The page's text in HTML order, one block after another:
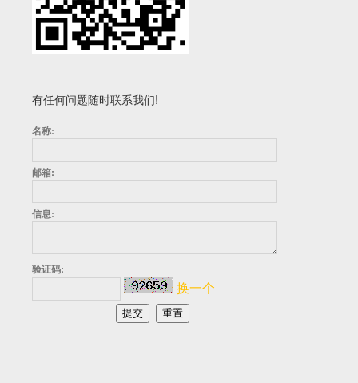
有任何问题随时联系我们!
名称:
邮箱:
信息:
验证码:
换一个